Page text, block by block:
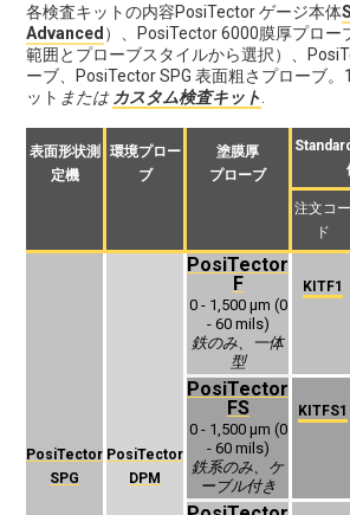
各検査キットの内容PosiTector ゲージ本体
Advanced ）、PosiTector 6000膜厚プロー
範囲とプローブスタイルから選択）、
ーブ、PosiTector SPG 表面粗さプローブ
ット または カスタム検査キット
表面形状測
定機
環境プロー
ブ
塗膜厚
プローブ
注文コー
ド
KITF1
PosiTector
SPG
PosiTector
DPM
PosiTector
F
0 - 1,500 μm (0
- 60 mils)
鉄のみ、一体
型
PosiTector
FS
0 - 1,500 μm (0
- 60 mils)
‍鉄系のみ、ケ
ーブル付き
KITFS1